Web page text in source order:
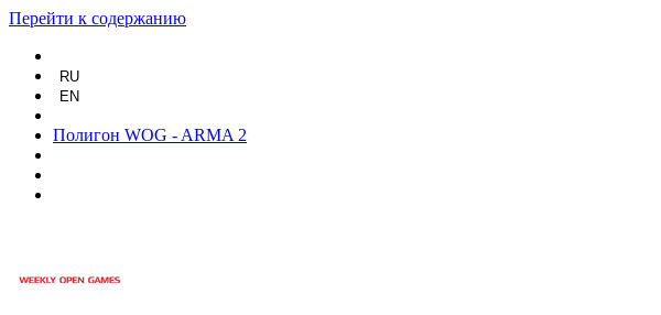
Перейти к содержанию
RU
EN
Полигон WOG - ARMA 2